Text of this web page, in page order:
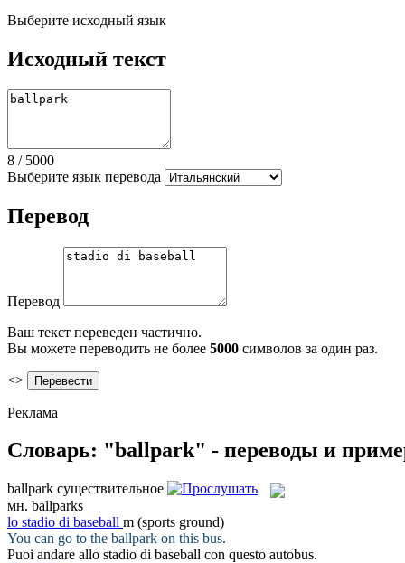
Выберите исходный язык
Исходный текст
8 / 5000
Выберите язык перевода
Перевод
Перевод
Ваш текст переведен частично.
Вы можете переводить не более 5000 символов за один раз.
<>
Реклама
Словарь: "ballpark" - переводы и
ballpark существительное
мн. ballparks
lo stadio di baseball m (sports ground)
You can go to the ballpark on this bus.
Puoi andare allo stadio di baseball con questo autobus.